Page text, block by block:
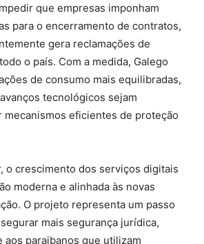
que empresas imponham
para o encerramento de contratos,
gera reclamações de
o país. Com a medida, Galego
de consumo mais equilibradas,
tecnológicos sejam
mecanismos eficientes de proteção
o crescimento dos serviços digitais
moderna e alinhada às novas
O projeto representa um passo
mais segurança jurídica,
aos paraibanos que utilizam